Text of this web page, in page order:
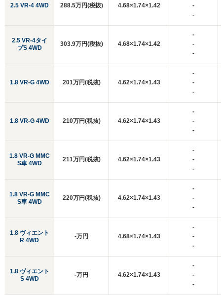
2.5 VR-4 4WD
2.5 VR-4タイ
プS 4WD
1.8 VR-G 4WD
1.8 VR-G 4WD
1.8 VR-G MMC
S車 4WD
1.8 VR-G MMC
S車 4WD
1.8 ヴィエント
R 4WD
1.8 ヴィエント
S 4WD
288.5万円(税抜) 4.68×1.74×1.42
-
-
303.9万円(税抜) 4.68×1.74×1.42
-
-
-
201万円(税抜) 4.62×1.74×1.43
-
-
-
210万円(税抜) 4.62×1.74×1.43
-
-
-
211万円(税抜) 4.62×1.74×1.43
-
-
-
220万円(税抜) 4.62×1.74×1.43
-
-
-
-万円 4.68×1.74×1.43
-
-
-
-万円 4.62×1.74×1.43
-
-
-